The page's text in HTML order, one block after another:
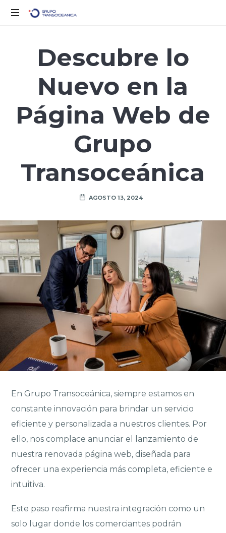
WordPress
Descubre lo
Nuevo en la
Página Web de
Grupo
Transoceánica
AGOSTO 13, 2024
En Grupo Transoceánica, siempre estamos en
constante innovación para brindar un servicio
eficiente y personalizada a nuestros clientes. Por
ello, nos complace anunciar el lanzamiento de
nuestra renovada página web, diseñada para
ofrecer una experiencia más completa, eficiente e
intuitiva.
Este paso reafirma nuestra integración como un
solo lugar donde los comerciantes podrán